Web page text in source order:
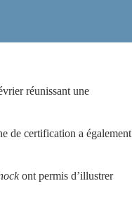
réunissant une
de certification a également
ont permis d’illustrer